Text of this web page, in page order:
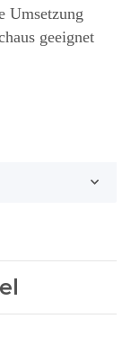
Umsetzung
geeignet